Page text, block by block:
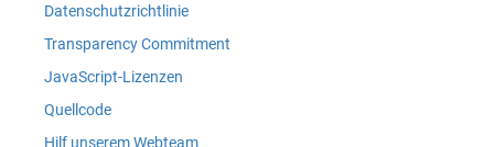
Datenschutzrichtlinie
Transparency Commitment
JavaScript-Lizenzen
Quellcode
Hilf unserem Webteam